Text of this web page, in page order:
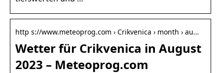
http s://www.meteoprog.com › Crikvenica › month › au…
Wetter für Crikvenica in August
2023 – Meteoprog.com